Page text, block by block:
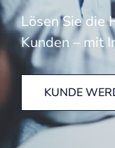
Lösen Sie die
Kunden – mit
KUNDE